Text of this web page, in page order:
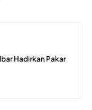
Hadirkan Pakar